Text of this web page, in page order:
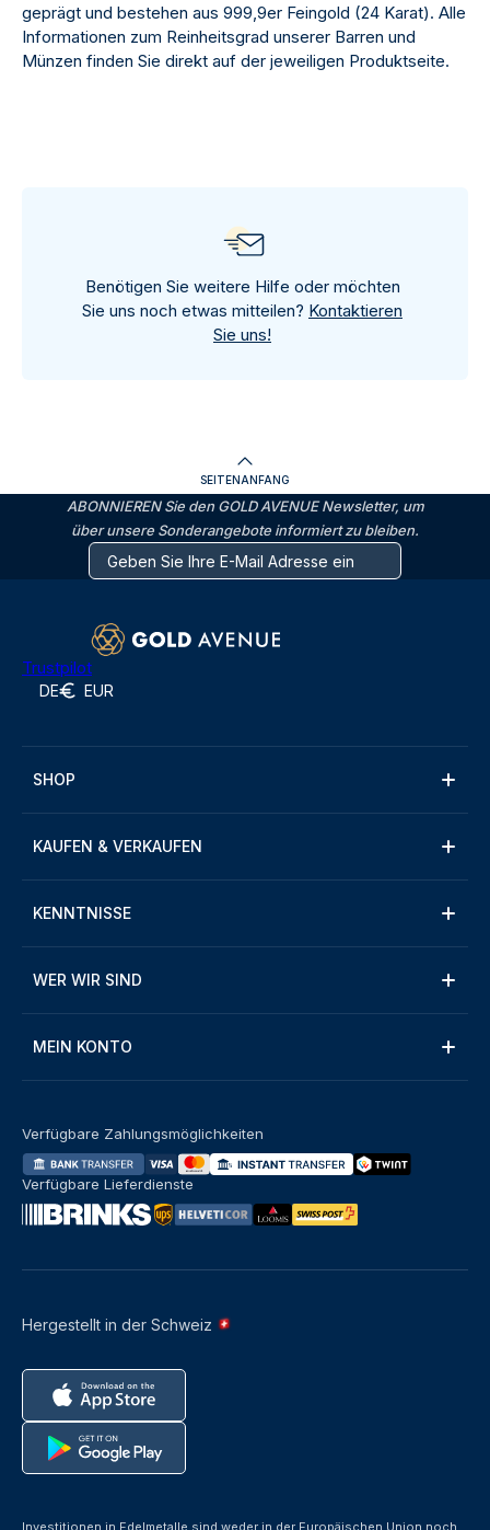
geprägt und bestehen aus 999,9er Feingold (24 Karat). Alle
Informationen zum Reinheitsgrad unserer Barren und
Münzen finden Sie direkt auf der jeweiligen Produktseite.
Benötigen Sie weitere Hilfe oder möchten
Sie uns noch etwas mitteilen? Kontaktieren
Sie uns!
SEITENANFANG
ABONNIEREN Sie den GOLD AVENUE Newsletter, um
über unsere Sonderangebote informiert zu bleiben.
Trustpilot
DE EUR
SHOP
KAUFEN & VERKAUFEN
KENNTNISSE
WER WIR SIND
MEIN KONTO
Hergestellt in der Schweiz
Verfügbare Zahlungsmöglichkeiten
Verfügbare Lieferdienste
Investitionen in Edelmetalle sind weder in der Europäischen Union noch